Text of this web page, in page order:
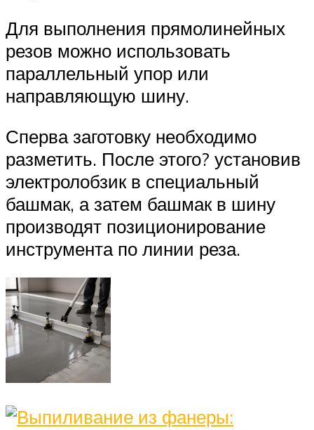
Для выполнения прямолинейных
резов можно использовать
параллельный упор или
направляющую шину.
Сперва заготовку необходимо
разметить. После этого? установив
электролобзик в специальный
башмак, а затем башмак в шину
производят позиционирование
инструмента по линии реза.